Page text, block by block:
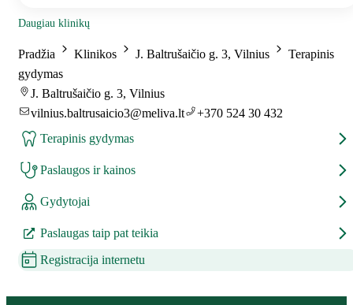
Daugiau klinikų
Pradžia Klinikos J. Baltrušaičio g. 3, Vilnius
Terapinis
gydymas
J. Baltrušaičio g. 3, Vilnius
vilnius.baltrusaicio3@meliva.lt
+370 524 30 432
Terapinis gydymas
Paslaugos ir kainos
Gydytojai
Paslaugas taip pat teikia
Registracija internetu